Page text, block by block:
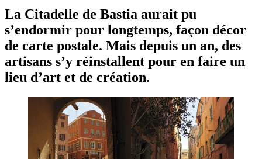
La Citadelle de Bastia aurait pu
s’endormir pour longtemps, façon décor
de carte postale. Mais depuis un an, des
artisans s’y réinstallent pour en faire un
lieu d’art et de création.